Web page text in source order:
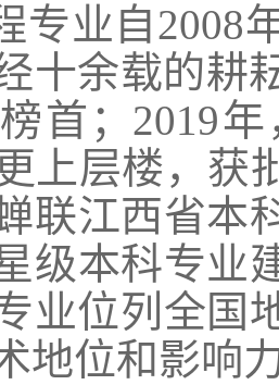
专业自2008
十余载的耕
首； 2019年
上层楼，获
联江西省本
级本科专业
业位列全国
地位和影响